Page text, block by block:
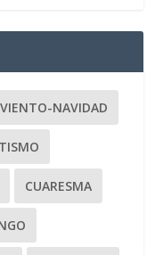
NAVIDAD
CUARESMA